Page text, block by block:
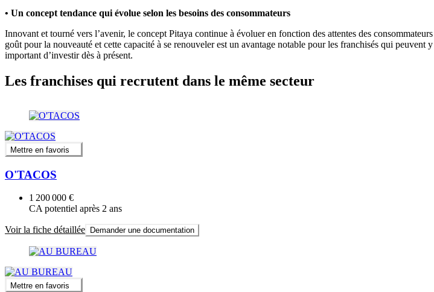
• Un concept tendance qui évolue selon les besoins des consommateurs
Innovant et tourné vers l’avenir, le concept Pitaya continue à évoluer en fonction des attentes des
goût pour la nouveauté et cette capacité à se renouveler est un avantage notable pour les franchisés qui
important d’investir dès à présent.
Les franchises qui recrutent dans le même secteur
Mettre en favoris
O'TACOS
1 200 000 €
CA potentiel après 2 ans
Voir la fiche détaillée Demander une documentation
Mettre en favoris